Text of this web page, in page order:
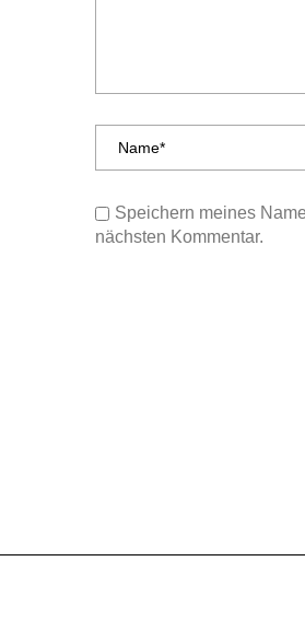
Speichern meines
nächsten Kommentar.